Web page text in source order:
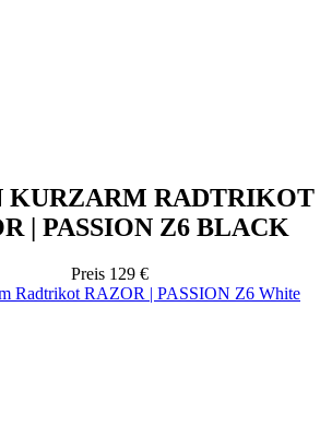
KURZARM RADTRIKOT
| PASSION Z6 BLACK
Preis129 €
Radtrikot RAZOR | PASSION Z6 White